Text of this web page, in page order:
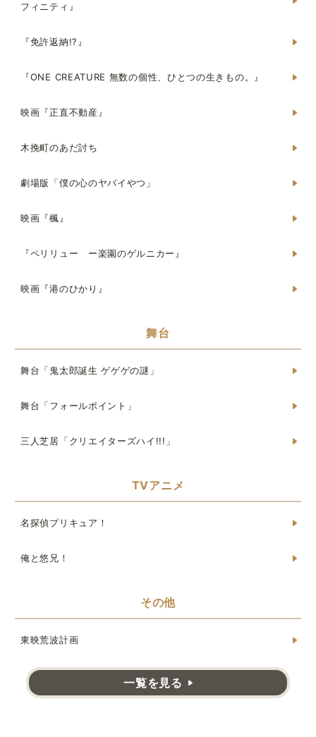
フィニティ』
『免許返納!?』
『ONE CREATURE 無数の個性、ひとつの生きもの。』
映画『正直不動産』
木挽町のあだ討ち
劇場版「僕の心のヤバイやつ」
映画『楓』
『ペリリュー ー楽園のゲルニカー』
映画『港のひかり』
舞台
舞台「鬼太郎誕生 ゲゲゲの謎」
舞台「フォールポイント」
三人芝居「クリエイターズハイ!!!」
TVアニメ
名探偵プリキュア！
俺と悠兄！
その他
東映荒波計画
一覧を見る